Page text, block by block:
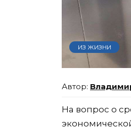
ИЗ ЖИЗНИ
На вопрос о